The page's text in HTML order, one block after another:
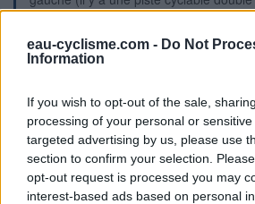
eau-cyclisme.com - Do Not
Information
If you wish to opt-out of the sale,
processing of your personal or
targeted advertising by us, please use
section to confirm your selection.
opt-out request is processed you may
interest-based ads based on personal
puis au rond-point avec la D60 tourner
direction de Bourbon-Lancy. Quelques
tourner à gauche en suivant la flèche
Repères visuels